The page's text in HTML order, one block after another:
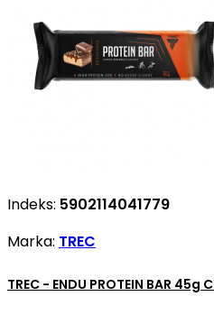
Indeks: 5902114041779
Marka: TREC
TREC - ENDU PROTEIN BAR 45g